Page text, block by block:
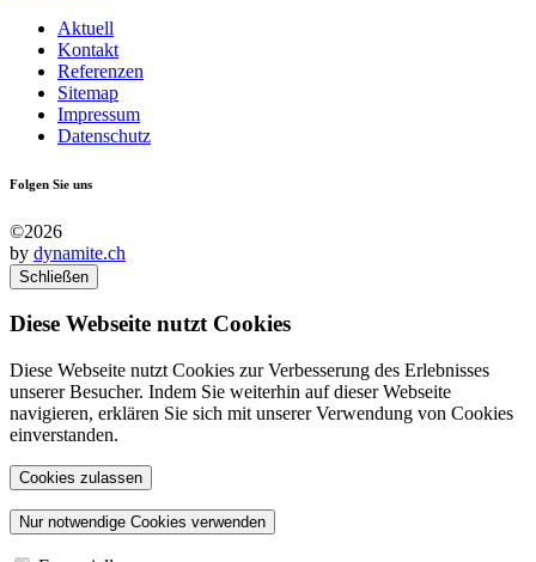
Aktuell
Kontakt
Referenzen
Sitemap
Impressum
Datenschutz
Folgen Sie uns
©2026
by dynamite.ch
Schließen
Diese Webseite nutzt Cookies
Diese Webseite nutzt Cookies zur Verbesserung des Erlebnisses
unserer Besucher. Indem Sie weiterhin auf dieser Webseite
navigieren, erklären Sie sich mit unserer Verwendung von Cookies
einverstanden.